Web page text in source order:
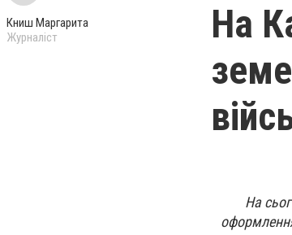
Книш Маргарита
Журналіст
На
На